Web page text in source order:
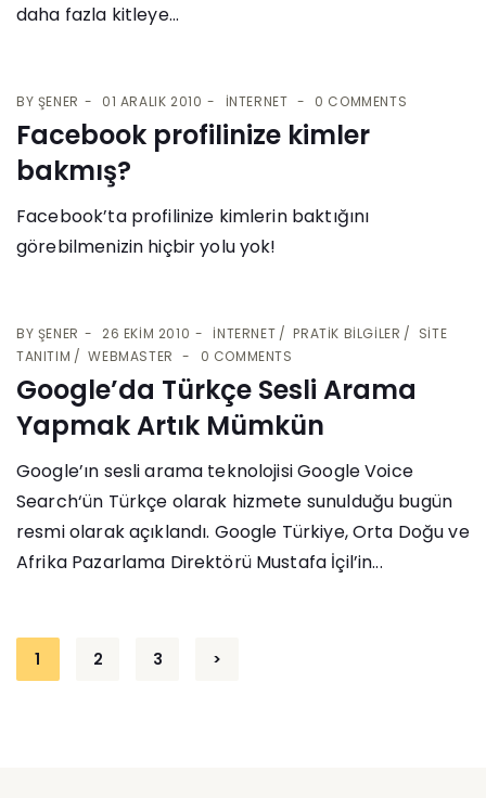
daha fazla kitleye...
BY ŞENER 01 ARALIK 2010 İNTERNET 0 COMMENTS
Facebook profilinize kimler
bakmış?
Facebook’ta profilinize kimlerin baktığını
görebilmenizin hiçbir yolu yok!
BY ŞENER 26 EKIM 2010 İNTERNET PRATIK BILGILER
SITE
TANITIM
WEBMASTER 0 COMMENTS
Google’da Türkçe Sesli Arama
Yapmak Artık Mümkün
Google’ın sesli arama teknolojisi Google Voice
Search‘ün Türkçe olarak hizmete sunulduğu bugün
resmi olarak açıklandı. Google Türkiye, Orta Doğu ve
Afrika Pazarlama Direktörü Mustafa İçil’in...
Yazı
1 2 3 >